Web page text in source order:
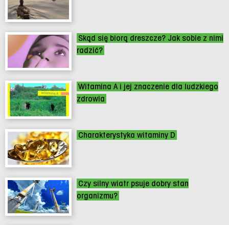
Skąd się biorą dreszcze? Jak sobie z nimi
radzić?
Witamina A i jej znaczenie dla ludzkiego
zdrowia
Charakterystyka witaminy D
Czy silny wiatr psuje dobry stan
organizmu?